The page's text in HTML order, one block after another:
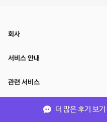
더 많은 후기 보기
회사
서비스 안내
관련 서비스